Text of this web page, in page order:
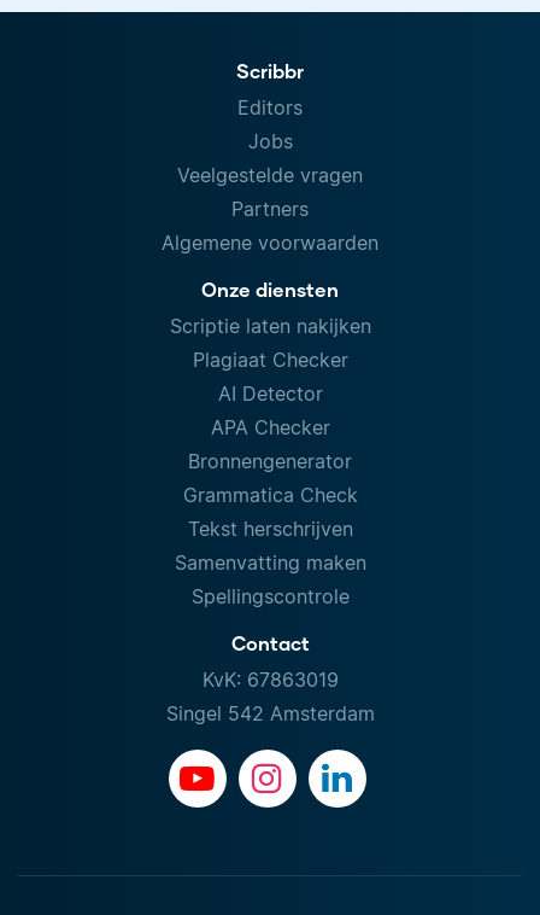
Scribbr
Editors
Jobs
Veelgestelde vragen
Partners
Algemene voorwaarden
Onze diensten
Scriptie laten nakijken
Plagiaat Checker
AI Detector
APA Checker
Bronnengenerator
Grammatica Check
Tekst herschrijven
Samenvatting maken
Spellingscontrole
Contact
KvK: 67863019
Singel 542 Amsterdam